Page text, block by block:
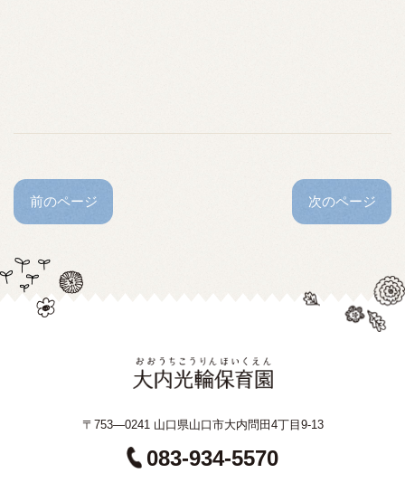
前のページ 次のページ
〒753—0241 山口県山口市大内問田4丁目9-13
083-934-5570